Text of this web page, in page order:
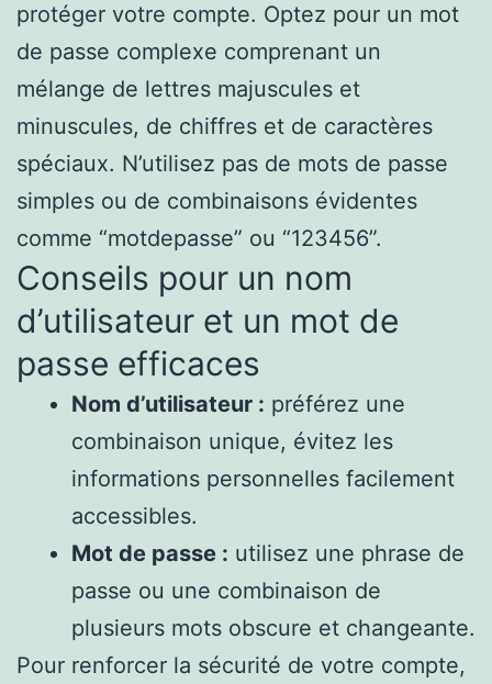
protéger votre compte. Optez pour un mot
de passe complexe comprenant un
mélange de lettres majuscules et
minuscules, de chiffres et de caractères
spéciaux. N’utilisez pas de mots de passe
simples ou de combinaisons évidentes
comme “motdepasse” ou “123456”.
Conseils pour un nom
d’utilisateur et un mot de
passe efficaces
Nom d’utilisateur : préférez une
combinaison unique, évitez les
informations personnelles facilement
accessibles.
Mot de passe : utilisez une phrase de
passe ou une combinaison de
plusieurs mots obscure et changeante.
Pour renforcer la sécurité de votre compte,